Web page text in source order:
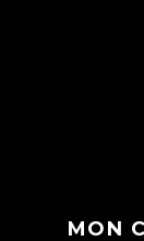
MON